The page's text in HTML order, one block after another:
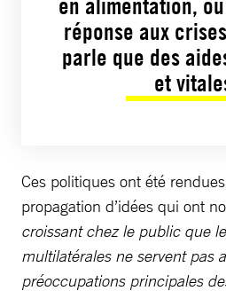
réponse aux
parle que des
et
Ces politiques ont été
propagation d’idées qui ont
croissant chez le public que
multilatérales ne servent pas
préoccupations principales